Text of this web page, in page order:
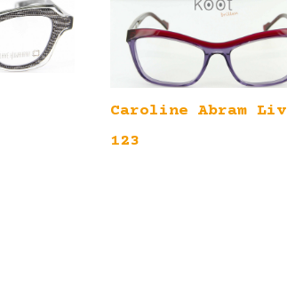
Caroline Abram Liv
123